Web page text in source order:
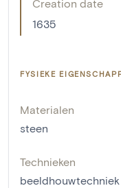
Creation date
1635
FYSIEKE
Materialen
steen
Technieken
beeldhouwtechniek